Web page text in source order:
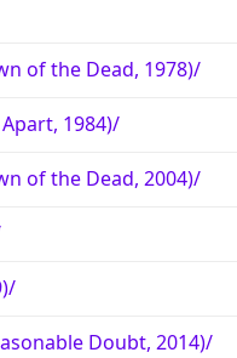
of the Dead, 1978)/
1984)/
of the Dead, 2004)/
Doubt, 2014)/